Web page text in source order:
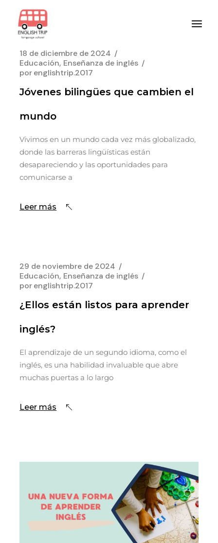
contenido
18 de diciembre de 2024
Educación Enseñanza de inglés
porenglishtrip.2017
Jóvenes bilingües que cambien el
mundo
Vivimos en un mundo cada vez más globalizado,
donde las barreras lingüísticas están
desapareciendo y las oportunidades para
comunicarse a
Leer más
29 de noviembre de 2024
Educación Enseñanza de inglés
porenglishtrip.2017
¿Ellos están listos para aprender
inglés?
El aprendizaje de un segundo idioma, como el
inglés, es una habilidad invaluable que abre
muchas puertas a lo largo
Leer más